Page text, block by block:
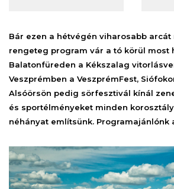
Bár ezen a hétvégén viharosabb
rengeteg program vár a tó körül most
Balatonfüreden a Kékszalag
Veszprémben a VeszprémFest,
Alsóörsön pedig sörfesztivál kínál
és sportélményeket minden
néhányat említsünk. Programajánlónk